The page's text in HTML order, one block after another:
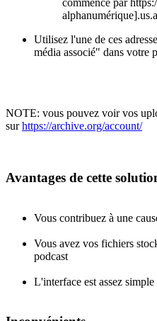
commence par
Utilisez l'une de ces
média associé" dans votre
NOTE: vous pouvez voir vos
surhttps://archive.org/account/
Avantages de cette
Vous contribuez à une
Vous avez vos fichiers
podcast
L'interface est assez simple